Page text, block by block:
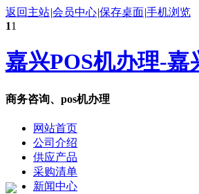
返回主站|会员中心|保存桌面|手机浏览
11
嘉兴POS机办理-嘉
商务咨询、pos机办理
网站首页
公司介绍
供应产品
采购清单
新闻中心